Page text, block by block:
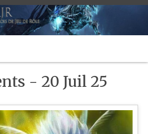
- 20 Juil 25